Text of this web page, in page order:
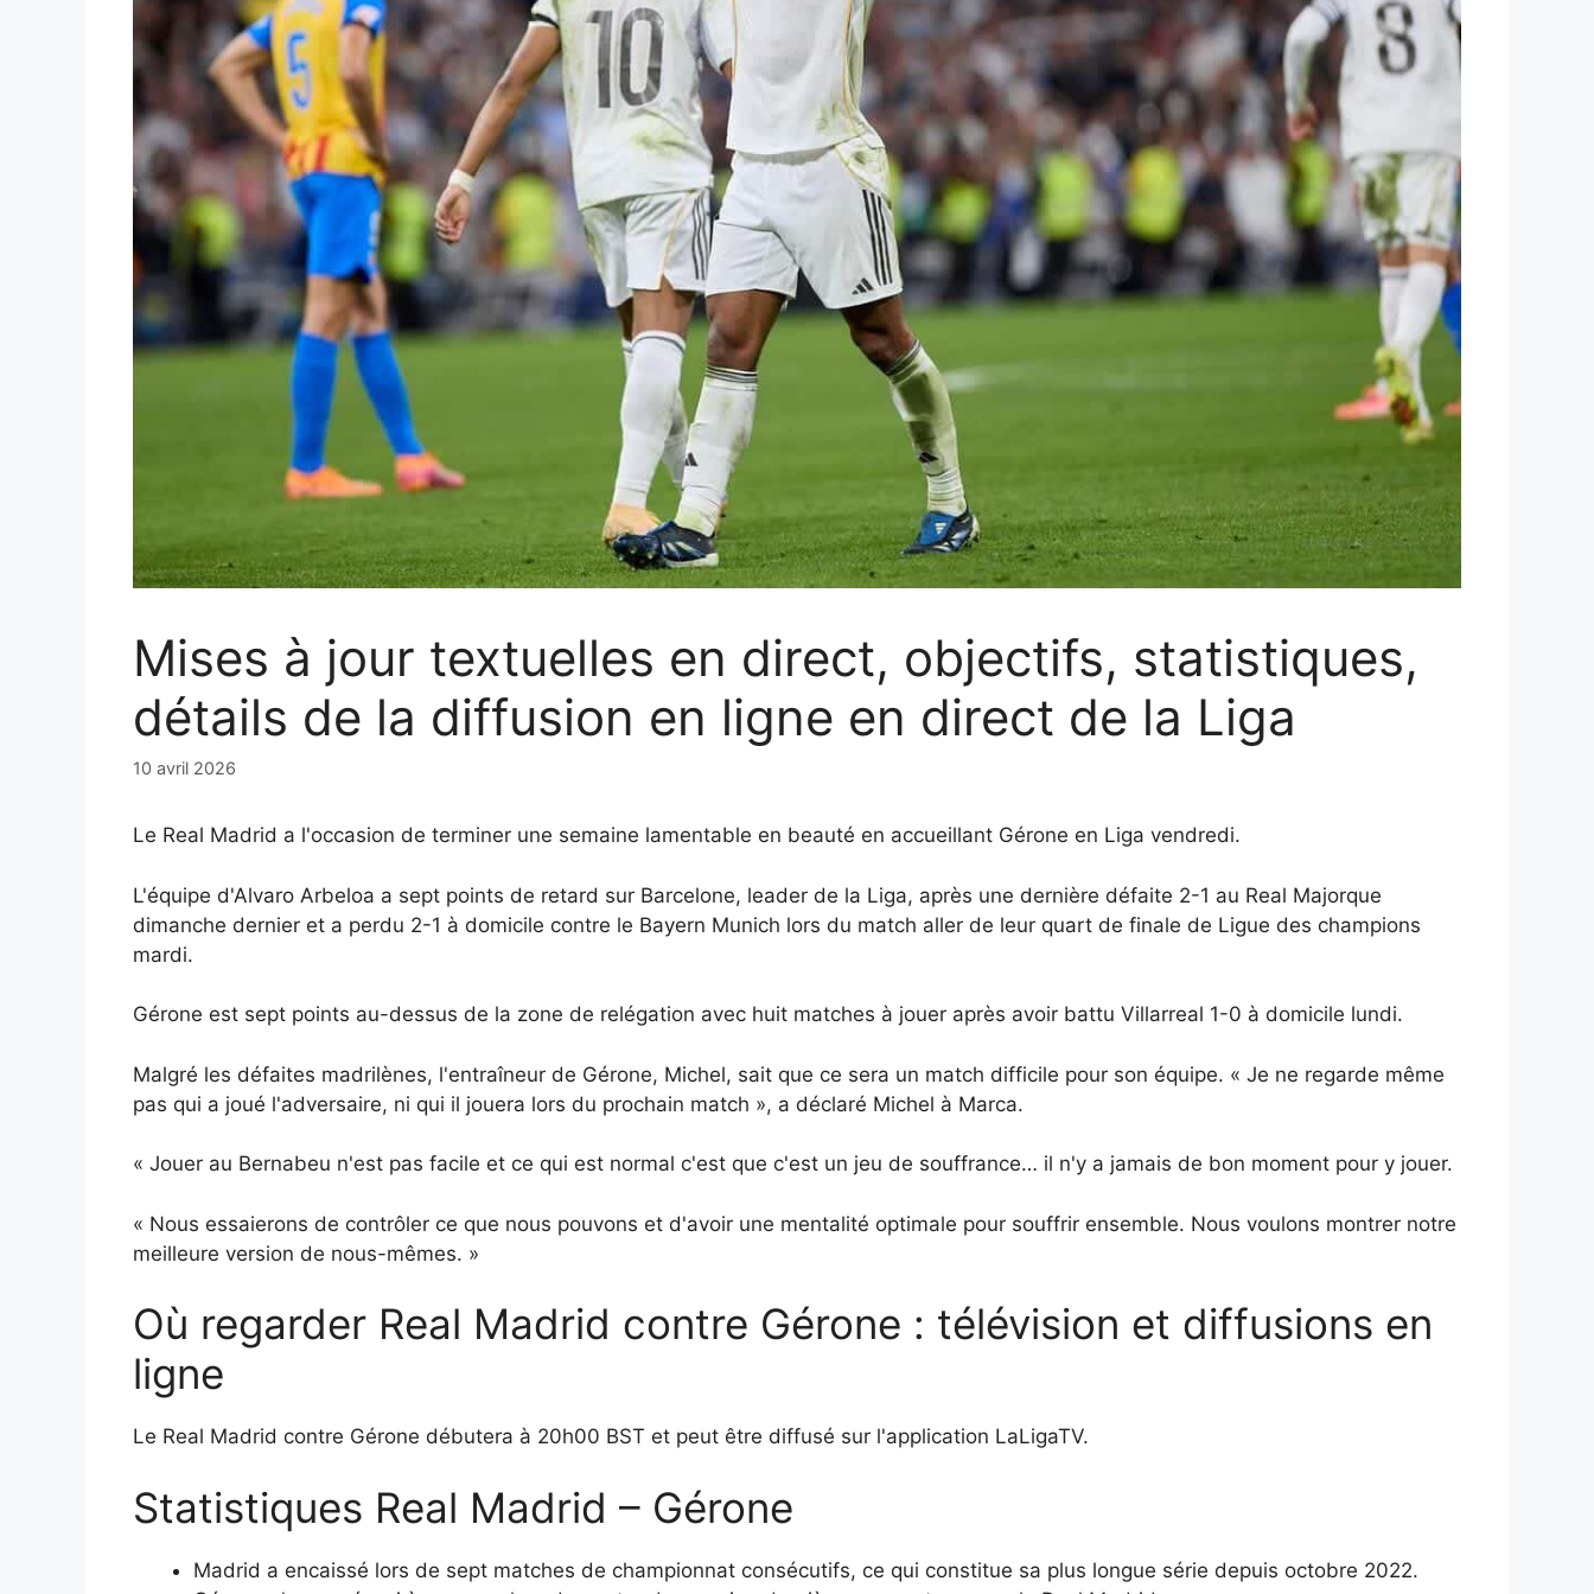
Mises à jour textuelles en direct, objectifs, statistiques,
détails de la diffusion en ligne en direct de la Liga
10 avril 2026
Le Real Madrid a l'occasion de terminer une semaine lamentable en beauté en accueillant Gérone en Liga vendredi.
L'équipe d'Alvaro Arbeloa a sept points de retard sur Barcelone, leader de la Liga, après une dernière défaite 2-1 au Real Majorque
dimanche dernier et a perdu 2-1 à domicile contre le Bayern Munich lors du match aller de leur quart de finale de Ligue des champions
mardi.
Gérone est sept points au-dessus de la zone de relégation avec huit matches à jouer après avoir battu Villarreal 1-0 à domicile lundi.
Malgré les défaites madrilènes, l'entraîneur de Gérone, Michel, sait que ce sera un match difficile pour son équipe. « Je ne regarde même
pas qui a joué l'adversaire, ni qui il jouera lors du prochain match », a déclaré Michel à Marca.
« Jouer au Bernabeu n'est pas facile et ce qui est normal c'est que c'est un jeu de souffrance… il n'y a jamais de bon moment pour y jouer.
« Nous essaierons de contrôler ce que nous pouvons et d'avoir une mentalité optimale pour souffrir ensemble. Nous voulons montrer notre
meilleure version de nous-mêmes. »
Où regarder Real Madrid contre Gérone : télévision et diffusions en
ligne
Le Real Madrid contre Gérone débutera à 20h00 BST et peut être diffusé sur l'application LaLigaTV.
Statistiques Real Madrid – Gérone
Madrid a encaissé lors de sept matches de championnat consécutifs, ce qui constitue sa plus longue série depuis octobre 2022.